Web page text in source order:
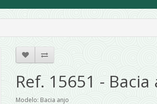
Ref. 15651 - Bacia
Modelo: Bacia anjo